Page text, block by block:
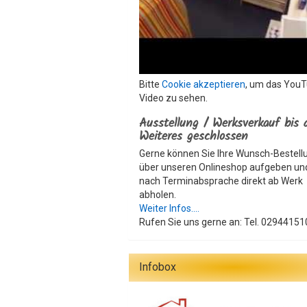
Bitte Cookie akzeptieren, um das
Video zu sehen.
Ausstellung / Werksverkauf bis
Weiteres geschlossen
Gerne können Sie Ihre Wunsch-
über unseren Onlineshop aufgeben
nach Terminabsprache direkt ab Werk
abholen.
Weiter Infos....
Rufen Sie uns gerne an: Tel.
Infobox